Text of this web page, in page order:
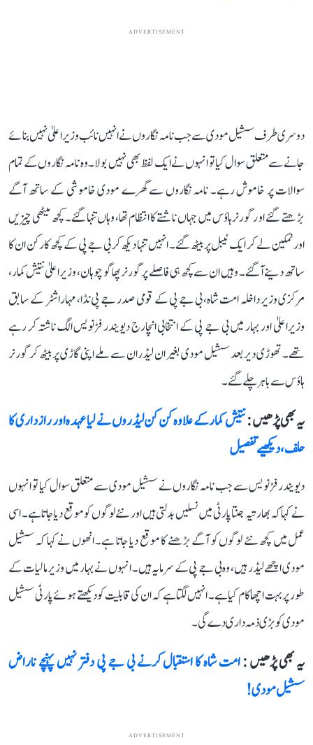
ADVERTISEMENT
دوسری طرف سشیل مودی سے جب نامہ نگاروں نے انہیں نائب وزیراعلیٰ نہیں بنائے
جانے سے متعلق سوال کیاتو انہوں نے ایک لفظ بھی نہیں بولا۔ وہ نامہ نگاروں کے تمام
سوالات پر خاموش رہے۔ نامہ نگاروں سے گھرے مودی خاموشی کے ساتھ آگے
بڑھتے گئے او ر گورنر ہاؤس میں جہاں ناشتے کا انتظام تھا، وہاں تنہا گئے۔ کچھ میٹھی چیزیں
اور نمکین لے کر ایک ٹیبل پر بیٹھ گئے۔ انہیں تنہا دیکھ کر بی جے پی کے کچھ کارکن ان کا
ساتھ دینے آگئے۔ وہیں ان سے کچھ ہی فاصلے پر گورنر پھاگو چوہان، وزیراعلیٰ نتیش کمار،
مرکزی وزیر داخلہ امت شاہ، بی جے پی کے قومی صدر جے پی نڈا، مہاراشٹر کے سابق
وزیراعلیٰ اور بہار میں بی جے پی کے انتخابی انچارج دیویندر فڑنویس الگ ناشتہ کر رہے
تھے۔ تھوڑی دیر بعد سشیل مودی بغیر ان لیڈران سے ملے اپنی گاڑی پر بیٹھ کر گورنر
ہاؤس سے باہر چلے گئے۔
یہ بھی پڑھیں :نتیش کمار کے علاوہ کن کن لیڈروں نے لیا عہدہ اور رازداری کا
حلف، دیکھیے تفصیل
دیویندر فڑنویس سے جب نامہ نگاروں نے سشیل مودی سے متعلق سوال کیا تو انہوں
نے کہاکہ بھارتیہ جنتا پارٹی میں نسلیں بدلتی ہیں اور نئے لوگوں کو موقع دیاجاتا ہے۔ اسی
عمل میں کچھ نئے لوگوں کو آگے بڑھنے کا موقع دیا جاتا ہے۔ انھوں نے کہا کہ سشیل
مودی اچھے لیڈر ہیں، وہ بی جے پی کے سرمایہ ہیں۔ انہوں نے بہار میں وزیر مالیات کے
طور پر بہت اچھا کام کیا ہے۔ انہیں لگتاہے کہ ان کی قابلیت کو دیکھتے ہوئے پارٹی سشیل
مودی کو بڑی ذمہ داری دے گی۔
یہ بھی پڑھیں :امت شاہ کا استقبال کرنے بی جے پی دفتر نہیں پہنچے ناراض
سشیل مودی!
ADVERTISEMENT